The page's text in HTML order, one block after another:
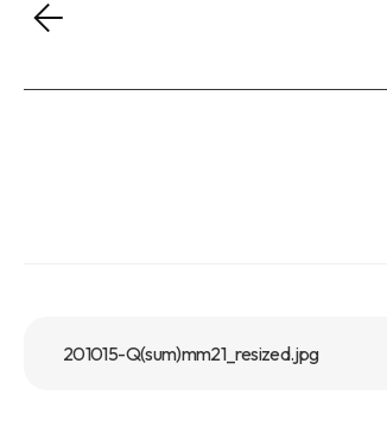
201015-Q(sum)mm21_resized.jpg